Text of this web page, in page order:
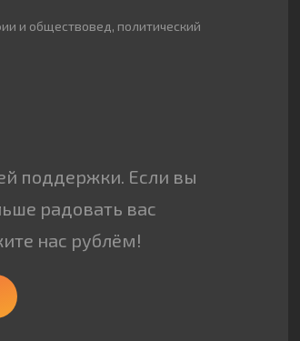
и обществовед, политический
поддержки. Если вы
радовать вас
нас рублём!